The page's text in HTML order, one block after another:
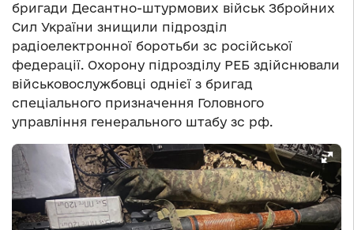
бригади Десантно-штурмових військ Збройних
Сил України знищили підрозділ
радіоелектронної боротьби зс російської
федерації. Охорону підрозділу РЕБ здійснювали
військовослужбовці однієї з бригад
спеціального призначення Головного
управління генерального штабу зс рф.